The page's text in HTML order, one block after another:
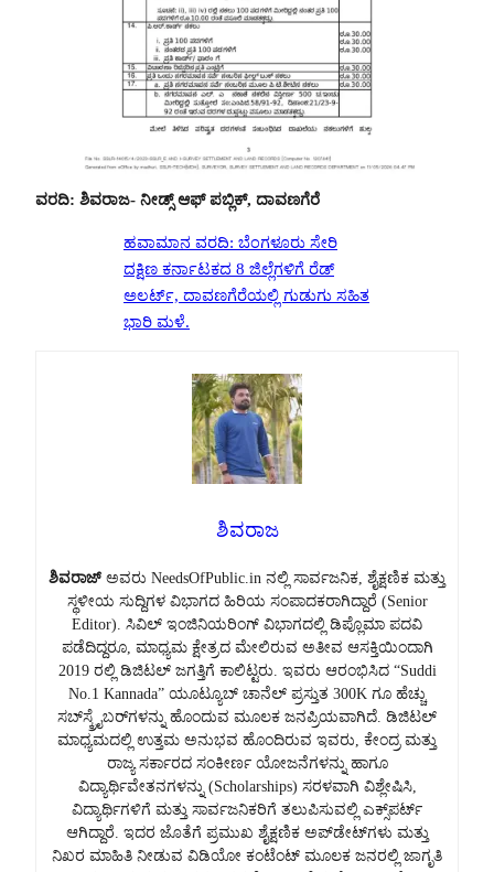
ವರದಿ: ಶಿವರಾಜ- ನೀಡ್ಸ್ ಆಫ್ ಪಬ್ಲಿಕ್, ದಾವಣಗೆರೆ
ಹವಾಮಾನ ವರದಿ: ಬೆಂಗಳೂರು ಸೇರಿ
ದಕ್ಷಿಣ ಕರ್ನಾಟಕದ 8 ಜಿಲ್ಲೆಗಳಿಗೆ ರೆಡ್
ಅಲರ್ಟ್, ದಾವಣಗೆರೆಯಲ್ಲಿ ಗುಡುಗು ಸಹಿತ
ಭಾರಿ ಮಳೆ.
ಶಿವರಾಜ
ಶಿವರಾಜ್ಅವರು NeedsOfPublic.in ನಲ್ಲಿ ಸಾರ್ವಜನಿಕ, ಶೈಕ್ಷಣಿಕ ಮತ್ತು
ಸ್ಥಳೀಯ ಸುದ್ದಿಗಳ ವಿಭಾಗದ ಹಿರಿಯ ಸಂಪಾದಕರಾಗಿದ್ದಾರೆ (Senior
Editor). ಸಿವಿಲ್ ಇಂಜಿನಿಯರಿಂಗ್ ವಿಭಾಗದಲ್ಲಿ ಡಿಪ್ಲೊಮಾ ಪದವಿ
ಪಡೆದಿದ್ದರೂ, ಮಾಧ್ಯಮ ಕ್ಷೇತ್ರದ ಮೇಲಿರುವ ಅತೀವ ಆಸಕ್ತಿಯಿಂದಾಗಿ
2019 ರಲ್ಲಿ ಡಿಜಿಟಲ್ ಜಗತ್ತಿಗೆ ಕಾಲಿಟ್ಟರು. ಇವರು ಆರಂಭಿಸಿದ “Suddi
No.1 Kannada” ಯೂಟ್ಯೂಬ್ ಚಾನೆಲ್ ಪ್ರಸ್ತುತ 300K ಗೂ ಹೆಚ್ಚು
ಸಬ್‌ಸ್ಕ್ರೈಬರ್‌ಗಳನ್ನು ಹೊಂದುವ ಮೂಲಕ ಜನಪ್ರಿಯವಾಗಿದೆ. ಡಿಜಿಟಲ್
ಮಾಧ್ಯಮದಲ್ಲಿ ಉತ್ತಮ ಅನುಭವ ಹೊಂದಿರುವ ಇವರು, ಕೇಂದ್ರ ಮತ್ತು
ರಾಜ್ಯ ಸರ್ಕಾರದ ಸಂಕೀರ್ಣ ಯೋಜನೆಗಳನ್ನು ಹಾಗೂ
ವಿದ್ಯಾರ್ಥಿವೇತನಗಳನ್ನು (Scholarships) ಸರಳವಾಗಿ ವಿಶ್ಲೇಷಿಸಿ,
ವಿದ್ಯಾರ್ಥಿಗಳಿಗೆ ಮತ್ತು ಸಾರ್ವಜನಿಕರಿಗೆ ತಲುಪಿಸುವಲ್ಲಿ ಎಕ್ಸ್‌ಪರ್ಟ್
ಆಗಿದ್ದಾರೆ. ಇದರ ಜೊತೆಗೆ ಪ್ರಮುಖ ಶೈಕ್ಷಣಿಕ ಅಪ್‌ಡೇಟ್‌ಗಳು ಮತ್ತು
ನಿಖರ ಮಾಹಿತಿ ನೀಡುವ ವಿಡಿಯೋ ಕಂಟೆಂಟ್ ಮೂಲಕ ಜನರಲ್ಲಿ ಜಾಗೃತಿ